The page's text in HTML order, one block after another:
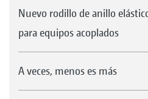
Nuevo rodillo de anillo
para equipos acoplados
A veces, menos es más